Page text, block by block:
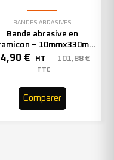
BANDES ABRASIVES
Bande abrasive en
– 10mmx330mm
Grain 80 – 333003 (x50)
€ HT 101,88 €
TTC
Comparer